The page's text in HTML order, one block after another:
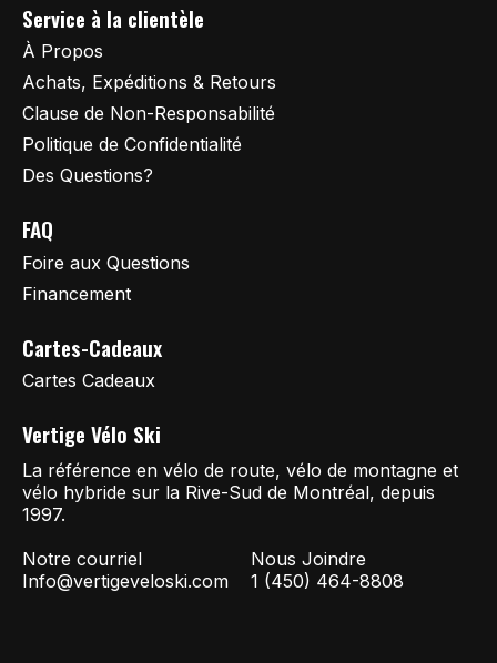
Service à la clientèle
À Propos
Achats, Expéditions & Retours
Clause de Non-Responsabilité
Politique de Confidentialité
Des Questions?
FAQ
Foire aux Questions
Financement
Cartes-Cadeaux
Cartes Cadeaux
Vertige Vélo Ski
La référence en vélo de route, vélo de montagne et
vélo hybride sur la Rive-Sud de Montréal, depuis
1997.
Notre courriel
Info@vertigeveloski.com
Nous Joindre
1 (450) 464-8808